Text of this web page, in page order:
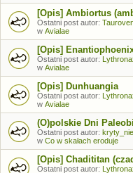
[Opis] Ambiortus
Ostatni post autor:
w Avialae
[Opis]
Ostatni post autor:
w Avialae
[Opis] Dunhuangia
Ostatni post autor:
w Avialae
(O)polskie Dni
Ostatni post autor:
w Co w skałach eroduje
[Opis] Chadititan
Ostatni post autor: